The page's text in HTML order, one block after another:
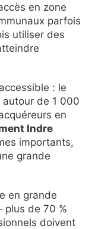
en zone
parfois
utiliser des
: le
de 1 000
en
Indre
importants,
grande
en grande
de 70 %
doivent